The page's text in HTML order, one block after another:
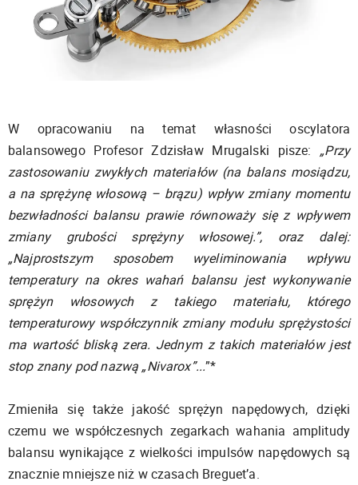
W opracowaniu na temat własności oscylatora
balansowego Profesor Zdzisław Mrugalski pisze: „Przy
zastosowaniu zwykłych materiałów (na balans mosiądzu,
a na sprężynę włosową – brązu) wpływ zmiany momentu
bezwładności balansu prawie równoważy się z wpływem
zmiany grubości sprężyny włosowej.”, oraz dalej:
„Najprostszym sposobem wyeliminowania wpływu
temperatury na okres wahań balansu jest wykonywanie
sprężyn włosowych z takiego materiału, którego
temperaturowy współczynnik zmiany modułu sprężystości
ma wartość bliską zera. Jednym z takich materiałów jest
stop znany pod nazwą „Nivarox”...”*
Zmieniła się także jakość sprężyn napędowych, dzięki
czemu we współczesnych zegarkach wahania amplitudy
balansu wynikające z wielkości impulsów napędowych są
znacznie mniejsze niż w czasach Breguet’a.